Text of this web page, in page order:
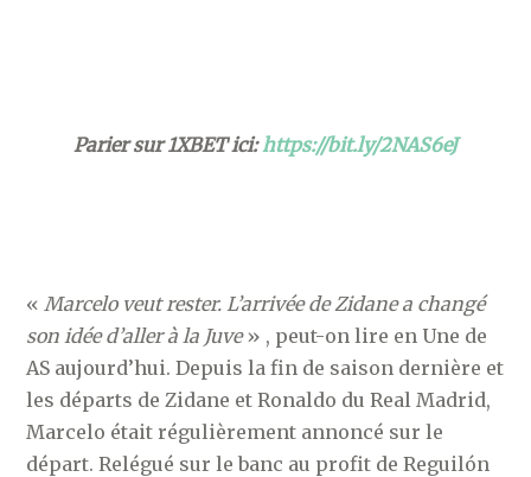
Parier sur 1XBET ici:https://bit.ly/2NAS6eJ
«Marcelo veut rester. L’arrivée de Zidane a changé
son idée d’aller à la Juve» , peut-on lire en Une de
AS aujourd’hui. Depuis la fin de saison dernière et
les départs de Zidane et Ronaldo du Real Madrid,
Marcelo était régulièrement annoncé sur le
départ. Relégué sur le banc au profit de Reguilón